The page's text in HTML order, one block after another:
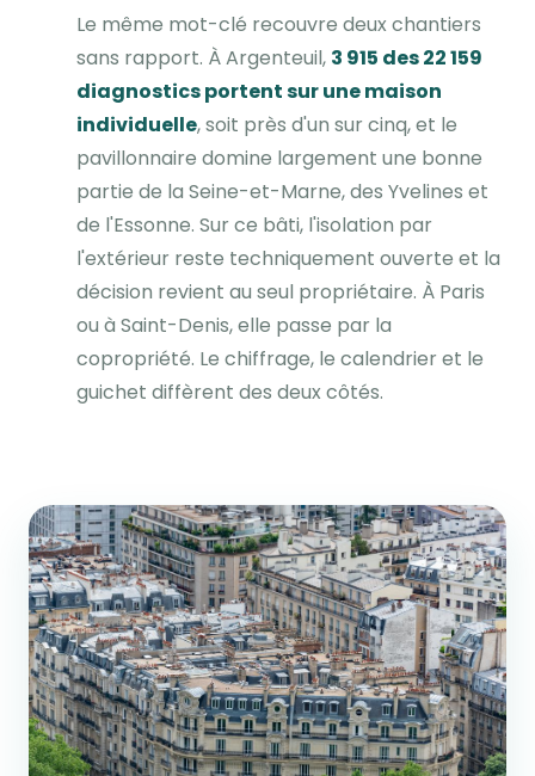
Le même mot-clé recouvre deux chantiers
sans rapport. À Argenteuil, 3 915 des 22 159
diagnostics portent sur une maison
individuelle, soit près d'un sur cinq, et le
pavillonnaire domine largement une bonne
partie de la Seine-et-Marne, des Yvelines et
de l'Essonne. Sur ce bâti, l'isolation par
l'extérieur reste techniquement ouverte et la
décision revient au seul propriétaire. À Paris
ou à Saint-Denis, elle passe par la
copropriété. Le chiffrage, le calendrier et le
guichet diffèrent des deux côtés.